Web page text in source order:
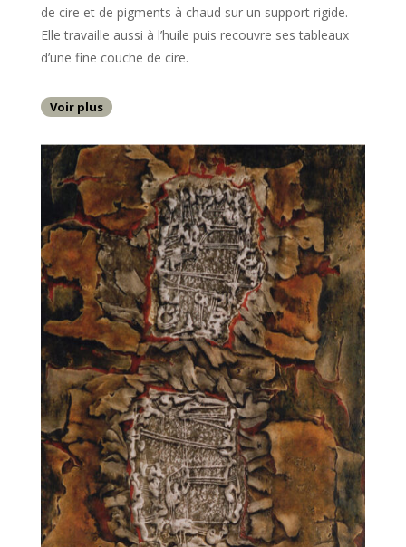
de cire et de pigments à chaud sur un support rigide.
Elle travaille aussi à l’huile puis recouvre ses tableaux
d’une fine couche de cire.
Voir plus